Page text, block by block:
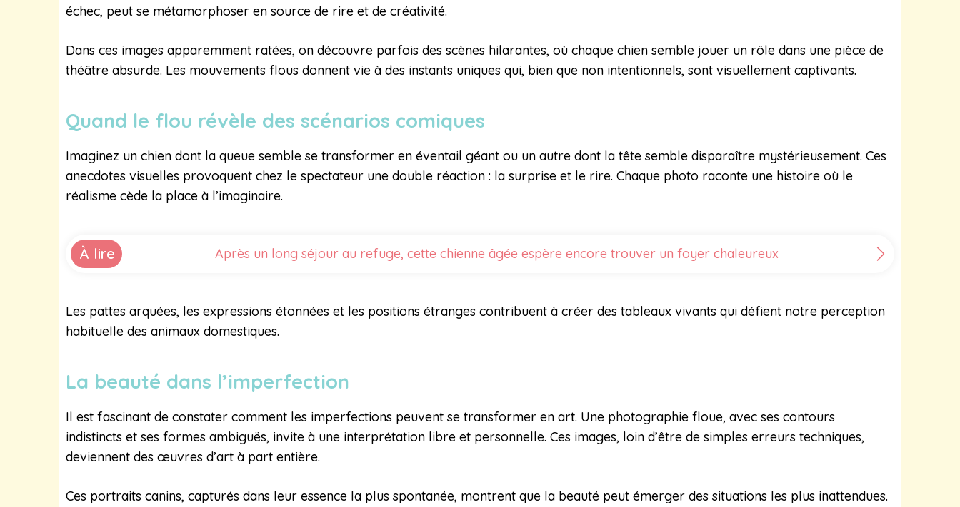
échec, peut se métamorphoser en source de rire et de créativité.
Dans ces images apparemment ratées, on découvre parfois des scènes hilarantes, où chaque chien semble jouer un rôle dans une pièce de
théâtre absurde. Les mouvements flous donnent vie à des instants uniques qui, bien que non intentionnels, sont visuellement captivants.
Quand le flou révèle des scénarios comiques
Imaginez un chien dont la queue semble se transformer en éventail géant ou un autre dont la tête semble disparaître mystérieusement. Ces
anecdotes visuelles provoquent chez le spectateur une double réaction : la surprise et le rire. Chaque photo raconte une histoire où le
réalisme cède la place à l’imaginaire.
À lire Après un long séjour au refuge, cette chienne âgée espère encore trouver un foyer chaleureux
Les pattes arquées, les expressions étonnées et les positions étranges contribuent à créer des tableaux vivants qui défient notre perception
habituelle des animaux domestiques.
La beauté dans l’imperfection
Il est fascinant de constater comment les imperfections peuvent se transformer en art. Une photographie floue, avec ses contours
indistincts et ses formes ambiguës, invite à une interprétation libre et personnelle. Ces images, loin d’être de simples erreurs techniques,
deviennent des œuvres d’art à part entière.
Ces portraits canins, capturés dans leur essence la plus spontanée, montrent que la beauté peut émerger des situations les plus inattendues.